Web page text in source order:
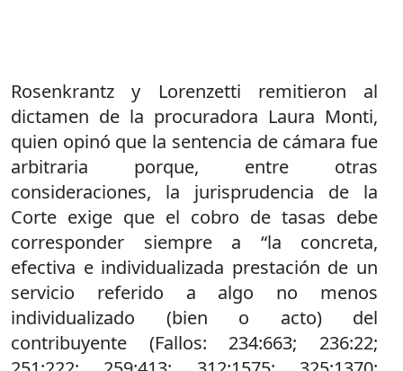
Rosenkrantz y Lorenzetti remitieron al
dictamen de la procuradora Laura Monti,
quien opinó que la sentencia de cámara fue
arbitraria porque, entre otras
consideraciones, la jurisprudencia de la
Corte exige que el cobro de tasas debe
corresponder siempre a “la concreta,
efectiva e individualizada prestación de un
servicio referido a algo no menos
individualizado (bien o acto) del
contribuyente (Fallos: 234:663; 236:22;